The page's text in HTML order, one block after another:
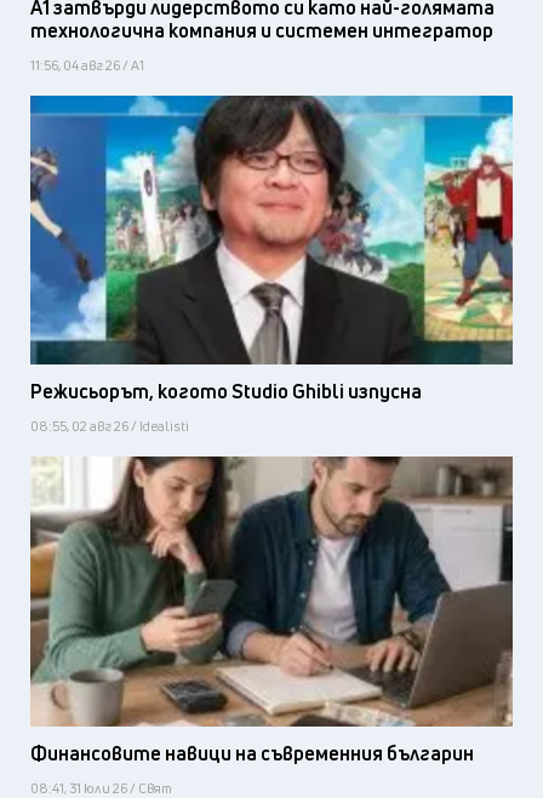
А1 затвърди лидерството си като най-голямата
технологична компания и системен интегратор
11:56, 04 авг 26 / А1
Режисьорът, когото Studio Ghibli изпусна
08:55, 02 авг 26 / Idealisti
Финансовите навици на съвременния българин
08:41, 31 юли 26 / Свят